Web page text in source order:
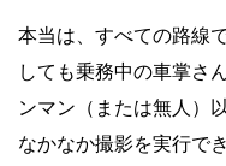
本当は、すべての路線
しても乗務中の車掌さ
ンマン（または無人）
なかなか撮影を実行で